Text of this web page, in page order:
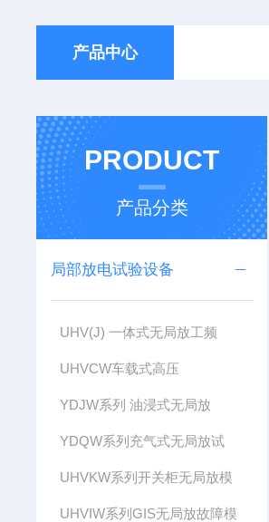
产品中心
PRODUCT
产品分类
局部放电试验设备
UHV(J) 一体式无局放工频
UHVCW车载式高压
YDJW系列 油浸式无局放
YDQW系列充气式无局放试
UHVKW系列开关柜无局放模
UHVIW系列GIS无局放故障模